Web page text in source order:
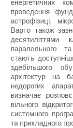
проведення
астрофізиці,
Варто також
десятиліттями
паралельного
стають
здебільшого
архітектур на
недорогих
визначає
вільного
системного
та прикладного